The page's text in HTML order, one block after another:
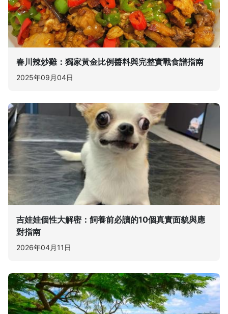
春川辣炒雞：獨家黃金比例醬料與完整實戰食譜指南
2025年09月04日
吉娃娃個性大解密：飼養前必讀的10個真實面貌與應
對指南
2026年04月11日